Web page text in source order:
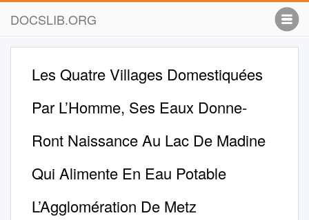
DOCSLIB.ORG
Les Quatre Villages Domestiquées
Par L’Homme, Ses Eaux Donne-
Ront Naissance Au Lac De Madine
Qui Alimente En Eau Potable
L’Agglomération De Metz